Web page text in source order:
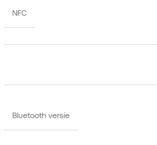
NFC
Bluetooth versie